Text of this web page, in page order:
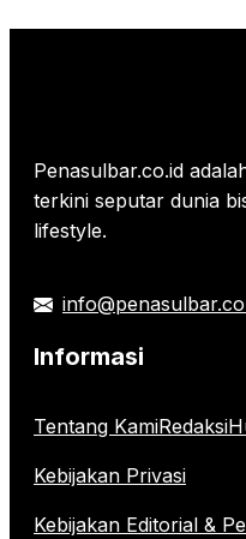
Penasulbar.co.id
terkini seputar dunia
lifestyle.
Informasi
Tentang KamiRedaksi
Kebijakan Privasi
Kebijakan Editorial &